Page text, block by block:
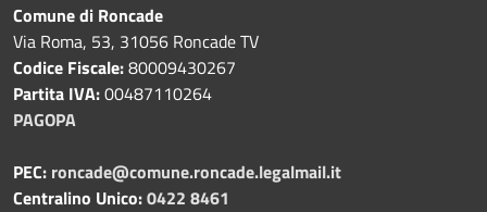
Comune di Roncade
Via Roma, 53, 31056 Roncade TV
Codice Fiscale:80009430267
Partita IVA:00487110264
PAGOPA
PEC: roncade@comune.roncade.legalmail.it
Centralino Unico:0422 8461